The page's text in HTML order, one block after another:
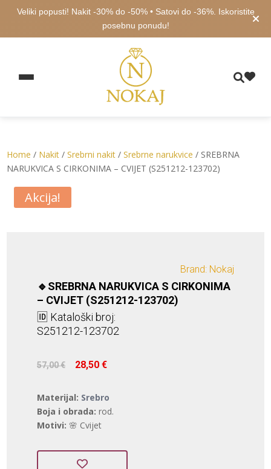
Veliki popusti! Nakit -30% do -50% • Satovi do -36%. Iskoristite
posebnu ponudu!
Home / Nakit /Srebrni nakit /Srebrne narukvice / SREBRNA
NARUKVICA S CIRKONIMA – CVIJET (S251212-123702)
Akcija!
Brand: Nokaj
🔹SREBRNA NARUKVICA S CIRKONIMA
– CVIJET (S251212-123702)
🆔 Kataloški broj:
S251212-123702
57,00€ Izvorna
cijena
bila
je:
57,00 €.
28,50€
Materijal: Srebro
Boja i obrada: rod.
Motivi: 🌸 Cvijet